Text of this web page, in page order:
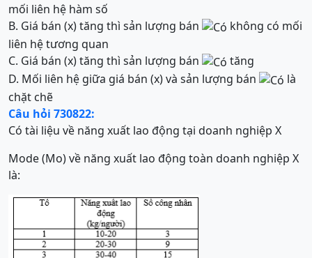
mối liên hệ hàm số
B. Giá bán (x) tăng thì sản lượng bán
không có mối
liên hệ tương quan
C. Giá bán (x) tăng thì sản lượng bán
tăng
D. Mối liên hệ giữa giá bán (x) và sản lượng bán
là
chặt chẽ
Câu hỏi 730822:
Có tài liệu về năng xuất lao động tại doanh nghiệp X
Mode (Mo) về năng xuất lao động toàn doanh nghiệp X
là: